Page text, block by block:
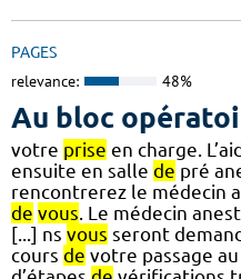
PAGES
relevance: 48%
Au bloc
votre prise en charge.
ensuite en salle de pré
rencontrerez le médecin
de vous. Le médecin
[...] ns vous seront
cours de votre passage